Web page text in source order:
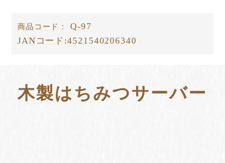
商品コード：
Q-97
JANコード:4521540206340
木製はちみつサーバー